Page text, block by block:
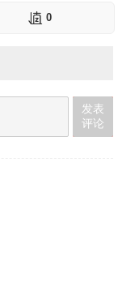
0
发表
评论